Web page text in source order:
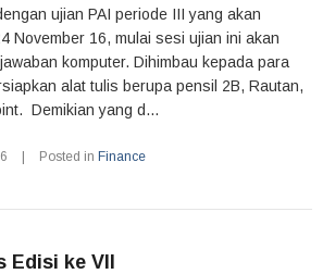
ujian PAI periode III yang akan
November 16, mulai sesi ujian ini akan
komputer. Dihimbau kepada para
alat tulis berupa pensil 2B, Rautan,
Demikian yang d...
Posted in Finance
ke VII